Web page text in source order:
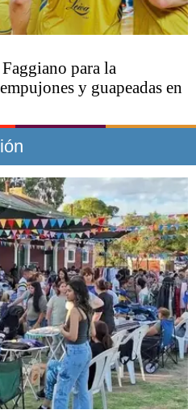
para la
y guapeadas en